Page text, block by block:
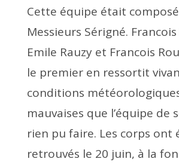
Cette équipe était
Messieurs Sérigné.
Emile Rauzy et Francois
le premier en ressortit
conditions
mauvaises que l’équipe de
rien pu faire. Les corps ont
retrouvés le 20 juin, à la